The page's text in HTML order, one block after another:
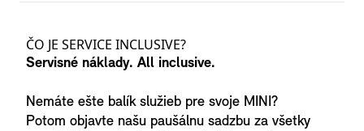
ČO JE SERVICE INCLUSIVE?
Servisné náklady. All inclusive.
Nemáte ešte balík služieb pre svoje MINI?
Potom objavte našu paušálnu sadzbu za všetky